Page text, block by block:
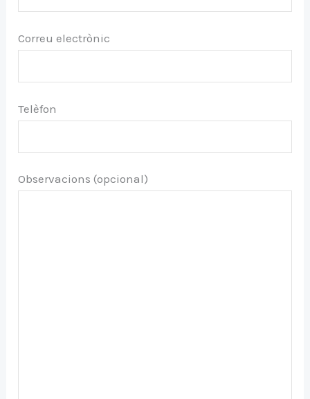
Correu electrònic
Telèfon
Observacions (opcional)